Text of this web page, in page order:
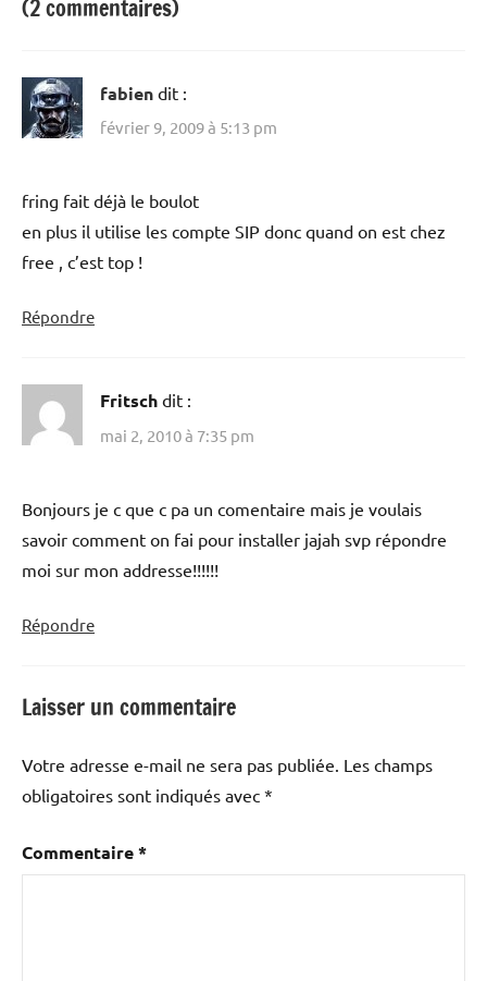
(2 commentaires)
fabien dit :
février 9, 2009 à 5:13 pm
fring fait déjà le boulot
en plus il utilise les compte SIP donc quand on est chez
free , c’est top !
Répondre
Fritsch dit :
mai 2, 2010 à 7:35 pm
Bonjours je c que c pa un comentaire mais je voulais
savoir comment on fai pour installer jajah svp répondre
moi sur mon addresse!!!!!!
Répondre
Laisser un commentaire
Votre adresse e-mail ne sera pas publiée. Les champs
obligatoires sont indiqués avec *
Commentaire*